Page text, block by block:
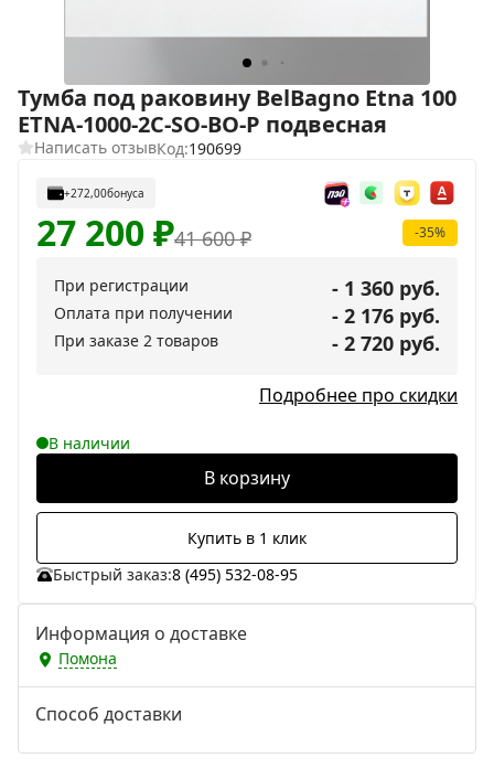
Тумба под раковину BelBagno Etna 100
ETNA-1000-2C-SO-BO-P подвесная
Написать отзывКод:190699
+272,00бонуса
41 600₽
27 200₽ -35%
При регистрации - 1 360 руб.
Оплата при получении - 2 176 руб.
При заказе 2 товаров - 2 720 руб.
Подробнее про скидки
В наличии
В корзину
Купить в 1 клик
Быстрый заказ:8 (495) 532-08-95
Информация о доставке
Помона
Способ доставки